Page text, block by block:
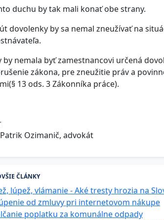
duchu by tak mali konať obe strany.
dovolenky by sa nemal zneužívať na
by nemala byť zamestnancovi určená
zákona, pre zneužitie práv a
13 ods. 3 Zákonníka práce).
Patrik Ozimanič, advokát
ČLÁNKY
lúpež, vlámanie - Aké tresty hrozia na
od zmluvy pri internetovom nákupe
poplatku za komunálne odpady